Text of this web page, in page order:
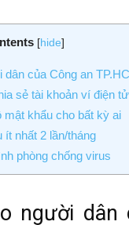
[hide]
của Công an
sẻ tài khoản ví điện tử
mật khẩu cho bất kỳ ai
ít nhất 2 lần/tháng
phòng chống virus
người dân